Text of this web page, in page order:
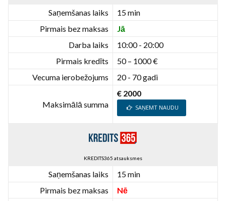
Saņemšanas laiks
15 min
Pirmais bez maksas
Jā
Darba laiks
10:00 - 20:00
Pirmais kredīts
50 – 1000 €
Vecuma ierobežojums
20 - 70 gadi
Maksimālā summa
€ 2000
SAŅEMT NAUDU
KREDITS365 atsauksmes
Saņemšanas laiks
15 min
Pirmais bez maksas
Nē